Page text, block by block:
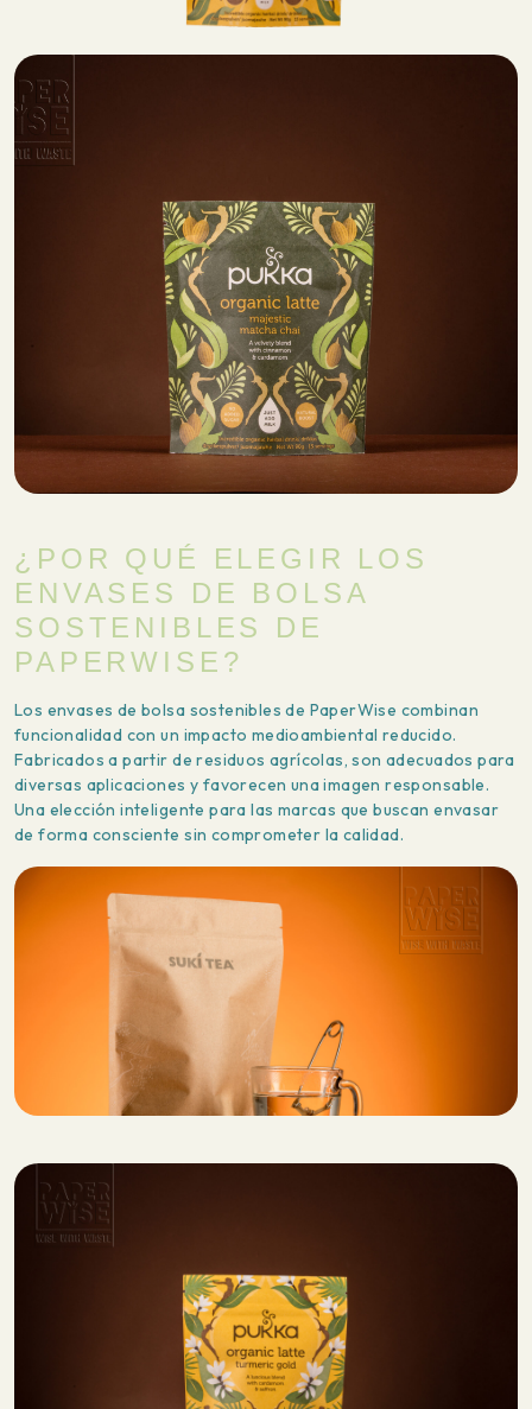
¿POR QUÉ ELEGIR LOS
ENVASES DE BOLSA
SOSTENIBLES DE
PAPERWISE?
Los envases de bolsa sostenibles de PaperWise combinan
funcionalidad con un impacto medioambiental reducido.
Fabricados a partir de residuos agrícolas, son adecuados para
diversas aplicaciones y favorecen una imagen responsable.
Una elección inteligente para las marcas que buscan envasar
de forma consciente sin comprometer la calidad.